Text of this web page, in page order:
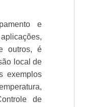
e
outros, é
local de
exemplos
de